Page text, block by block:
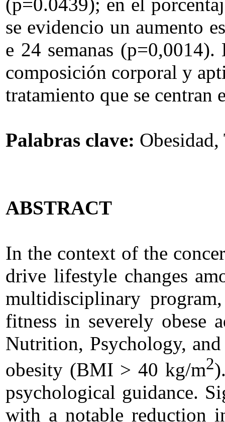
se evidencio un aumento
e 24 semanas
composición corporal y
tratamiento que se
Palabras clave:
ABSTRACT
In the context of the
drive lifestyle changes
multidisciplinary
fitness in severely obese
Nutrition, Psychology,
obesity (BMI > 40 kg/m2
psychological guidance.
with a notable reduction